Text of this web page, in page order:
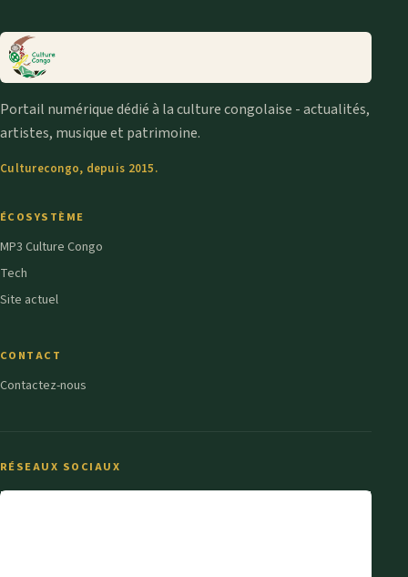
Portail numérique dédié à la culture congolaise - actualités,
artistes, musique et patrimoine.
Culturecongo, depuis 2015.
ÉCOSYSTÈME
MP3 Culture Congo
Tech
Site actuel
CONTACT
Contactez-nous
RÉSEAUX SOCIAUX